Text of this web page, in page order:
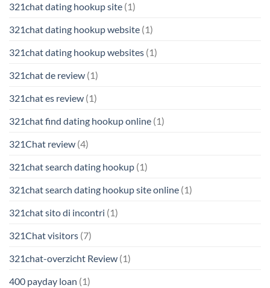
321chat dating hookup site (1)
321chat dating hookup website (1)
321chat dating hookup websites (1)
321chat de review (1)
321chat es review (1)
321chat find dating hookup online (1)
321Chat review (4)
321chat search dating hookup (1)
321chat search dating hookup site online (1)
321chat sito di incontri (1)
321Chat visitors (7)
321chat-overzicht Review (1)
400 payday loan (1)